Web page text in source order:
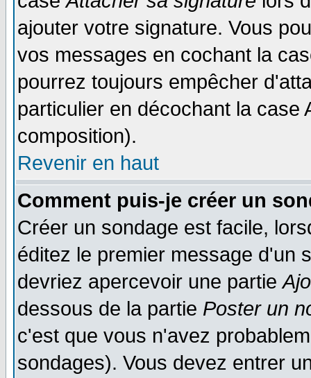
ajouter votre signature. Vous
vos messages en cochant la
pourrez toujours empêcher
particulier en décochant la
composition).
Revenir en haut
Comment puis-je créer un
Créer un sondage est facile,
éditez le premier message d'un
devriez apercevoir une partie
dessous de la partie Poster un
c'est que vous n'avez
sondages). Vous devez entrer